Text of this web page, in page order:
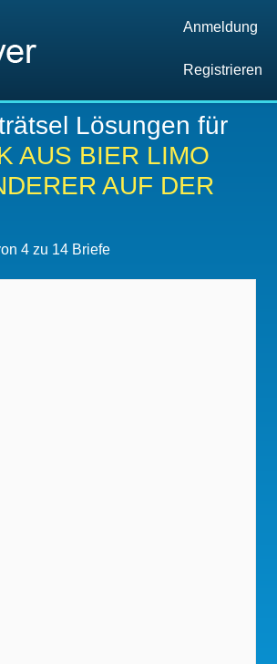
Anmeldung
Registrieren
Lösungen für
AUS BIER LIMO
AUF DER
4 zu 14 Briefe